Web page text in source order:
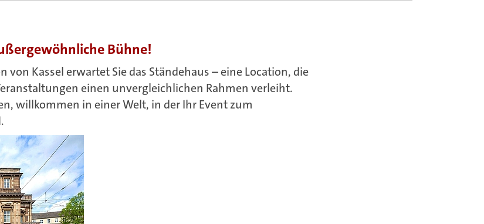
Bühne!
Kassel erwartet Sie das Ständehaus – eine Location, die
einen unvergleichlichen Rahmen verleiht.
willkommen in einer Welt, in der Ihr Event zum